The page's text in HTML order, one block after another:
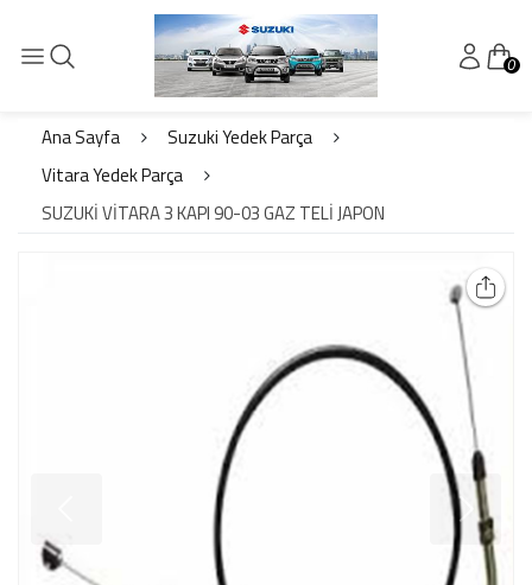
0
Ana Sayfa
Suzuki Yedek Parça
Vitara Yedek Parça
SUZUKİ VİTARA 3 KAPI 90-03 GAZ TELİ JAPON